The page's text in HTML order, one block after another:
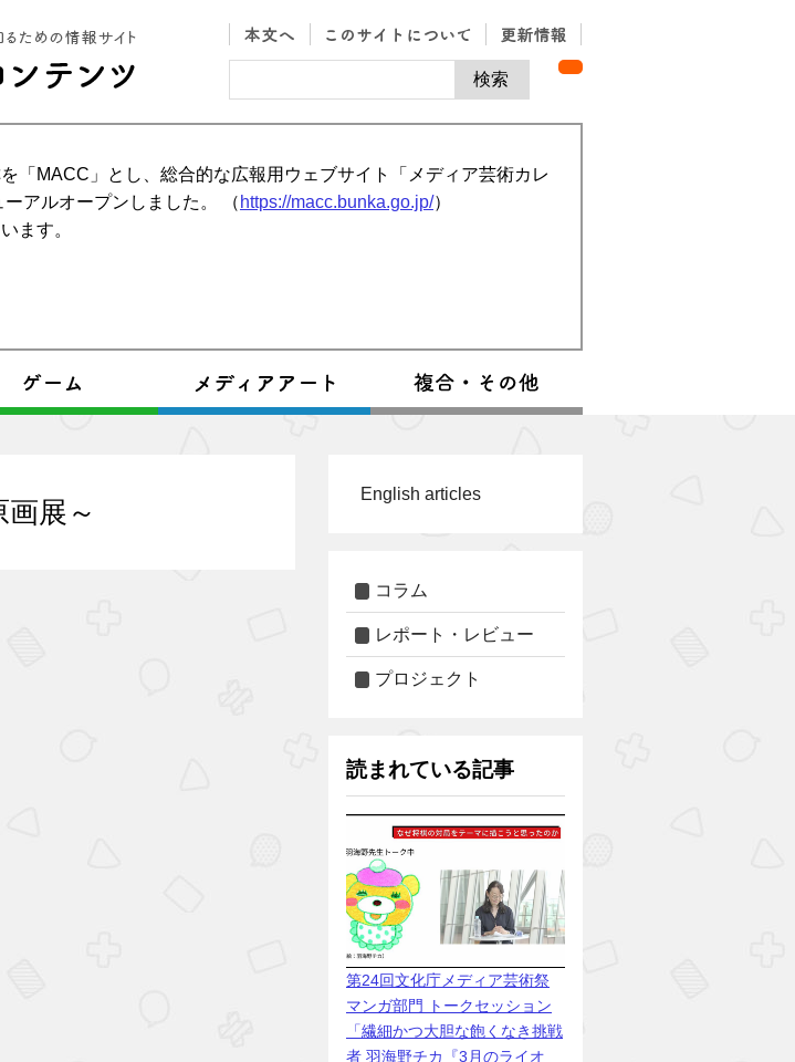
「MACC」とし、総合的な広報用ウェブサイト「メディア芸術カレ
アルオープンしました。 （ https://macc.bunka.go.jp/）
ます。
展～
English articles
コラム
レポート・レビュー
プロジェクト
読まれている記事
第24回文化庁メディア芸術祭
マンガ部門 トークセッション
「繊細かつ大胆な飽くなき挑戦
者 羽海野チカ『3月のライオ